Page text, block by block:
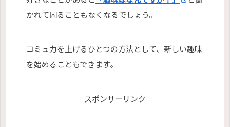
かれて困ることもなくなるでしょう。
コミュ力を上げるひとつの方法として、新しい趣味
を始めることもできます。
スポンサーリンク